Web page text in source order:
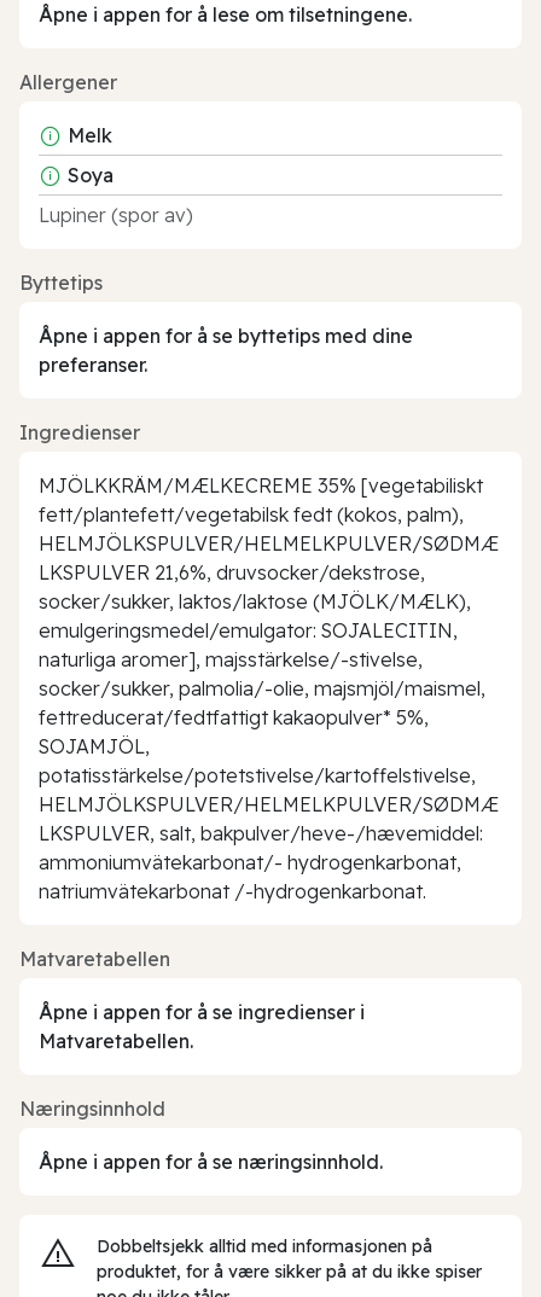
Åpne i appen for å lese om tilsetningene.
Allergener
Melk
Soya
Lupiner (spor av)
Byttetips
Åpne i appen for å se byttetips med dine
preferanser.
Ingredienser
MJÖLKKRÄM/MÆLKECREME 35% [vegetabiliskt
fett/plantefett/vegetabilsk fedt (kokos, palm),
HELMJÖLKSPULVER/HELMELKPULVER/SØDMÆ
LKSPULVER 21,6%, druvsocker/dekstrose,
socker/sukker, laktos/laktose (MJÖLK/MÆLK),
emulgeringsmedel/emulgator: SOJALECITIN,
naturliga aromer], majsstärkelse/-stivelse,
socker/sukker, palmolia/-olie, majsmjöl/maismel,
fettreducerat/fedtfattigt kakaopulver* 5%,
SOJAMJÖL,
potatisstärkelse/potetstivelse/kartoffelstivelse,
HELMJÖLKSPULVER/HELMELKPULVER/SØDMÆ
LKSPULVER, salt, bakpulver/heve-/hævemiddel:
ammoniumvätekarbonat/- hydrogenkarbonat,
natriumvätekarbonat /-hydrogenkarbonat.
Matvaretabellen
Åpne i appen for å se ingredienser i
Matvaretabellen.
Næringsinnhold
Åpne i appen for å se næringsinnhold.
Dobbeltsjekk alltid med informasjonen på
produktet, for å være sikker på at du ikke spiser